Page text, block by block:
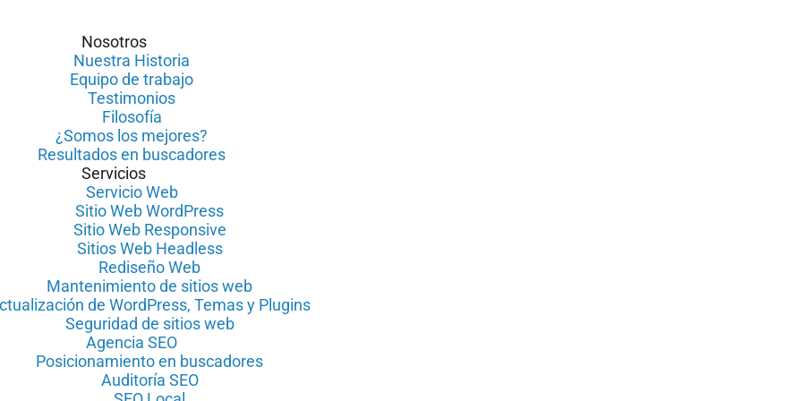
Nosotros
Nuestra Historia
Equipo de trabajo
Testimonios
Filosofía
¿Somos los mejores?
Resultados en buscadores
Servicios
Servicio Web
Sitio Web WordPress
Sitio Web Responsive
Sitios Web Headless
Rediseño Web
Mantenimiento de sitios web
de WordPress, Temas y Plugins
Seguridad de sitios web
Agencia SEO
Posicionamiento en buscadores
Auditoría SEO